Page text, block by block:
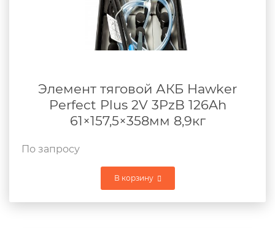
Элемент тяговой АКБ Hawker
Perfect Plus 2V 3PzB 126Ah
61×157,5×358мм 8,9кг
По запросу
В корзину